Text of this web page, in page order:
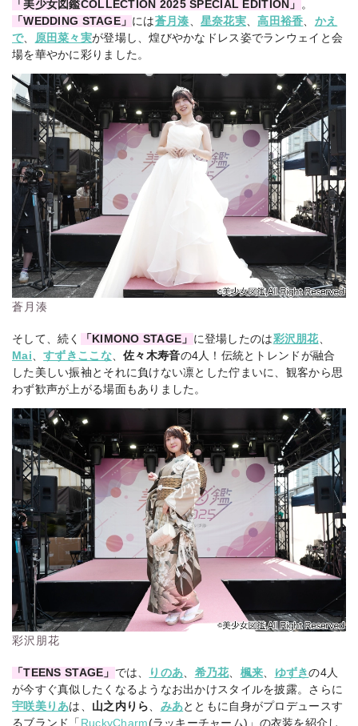
「美少女図鑑COLLECTION 2025 SPECIAL EDITION」
。
「WEDDING STAGE」 には蒼月湊 星奈花実 高田裕香
かえ
で、 原田菜々実が登場し、煌びやかなドレス姿でランウェイと会
場を華やかに彩りました。
蒼月湊
そして、続く 「KIMONO STAGE」 に登場したのは彩沢朋花、
Mai 、すずきここな、佐々木寿音の4人！伝統とトレンドが融合
した美しい振袖とそれに負けない凛とした佇まいに、観客から思
わず歓声が上がる場面もありました。
彩沢朋花
「TEENS STAGE」 では、 りのあ、 希乃花、 楓来、 ゆずきの4人
が今すぐ真似したくなるようなお出かけスタイルを披露。さらに
宇咲美りあは、 山之内りら、 みあとともに自身がプロデュースす
るブランド「 RuckyCharm(ラッキーチャーム)」の衣装を紹介し